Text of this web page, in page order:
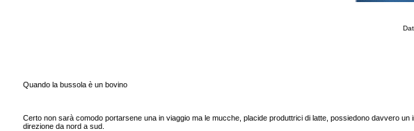
Quando la bussola è un bovino
Certo non sarà comodo portarsene una in viaggio ma le mucche, placide produttrici di latte, possiedono davvero
direzione da nord a sud.